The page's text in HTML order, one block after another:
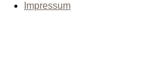
Impressum